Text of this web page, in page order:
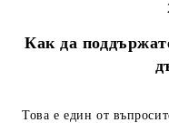
Как да
Това е един от